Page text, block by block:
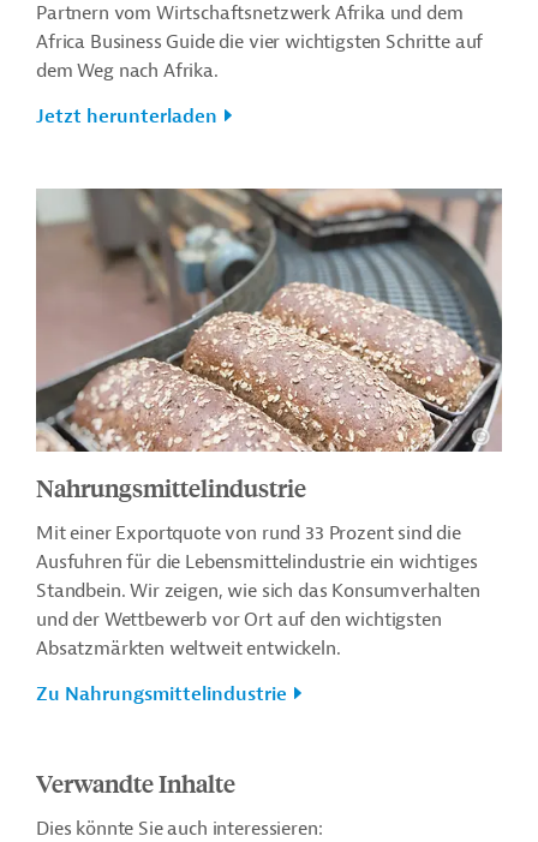
Partnern vom Wirtschaftsnetzwerk Afrika und dem
Africa Business Guide die vier wichtigsten Schritte auf
dem Weg nach Afrika.
Jetzt herunterladen
Nahrungsmittelindustrie
Mit einer Exportquote von rund 33 Prozent sind die
Ausfuhren für die Lebensmittelindustrie ein wichtiges
Standbein. Wir zeigen, wie sich das Konsumverhalten
und der Wettbewerb vor Ort auf den wichtigsten
Absatzmärkten weltweit entwickeln.
Zu Nahrungsmittelindustrie
Verwandte Inhalte
Dies könnte Sie auch interessieren: